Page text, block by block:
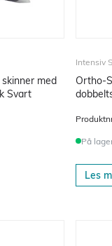
med
Svart
Intensiv
Ortho-
På
Les